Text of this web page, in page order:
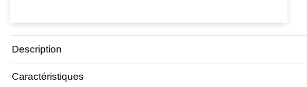
Description
Caractéristiques